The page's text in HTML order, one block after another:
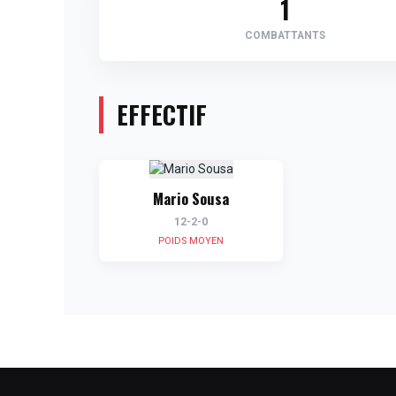
1
COMBATTANTS
EFFECTIF
Mario Sousa
12-2-0
POIDS MOYEN